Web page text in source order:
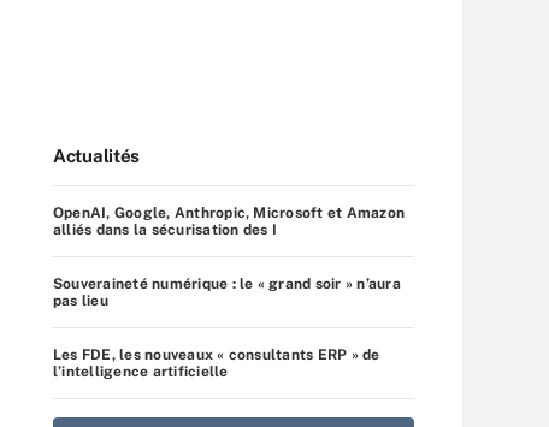
Actualités
OpenAI, Google, Anthropic, Microsoft et Amazon
alliés dans la sécurisation des I
Souveraineté numérique : le « grand soir » n’aura
pas lieu
Les FDE, les nouveaux « consultants ERP » de
l’intelligence artificielle